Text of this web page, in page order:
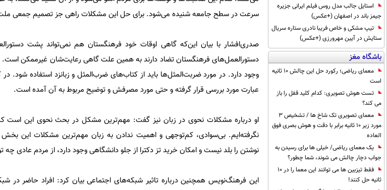
استایل جالب مدل روس فیلم ایرانی جزیره
جیمز باند در اصفهان (+عکس)
تیپ مشکی و خاص فریبا نادری ستاره سریال
ستایش در آیین مهرورزی (+عکس)
باشگاه مغز
معمای ریاضی؛ رکورد حل این چالش 10 ثانیه
است
تست هوش تصویری: کدام کلید قفل را باز
می کند؟
معمای تصویری تک شاخ ها / تشخیص 3
مورد زیر 10 ثانیه برابر با دقت و هوش بصری فوق
العاده
یک معمای ریاضی/ خیلی ها برای رسیدن به
جواب دچار چالش می شوند، شما چطور؟
فقط تیزبین ها می توانند این معما را در 10
ثانیه حل کنند!
سرعت در سطح جامعه شنیده می‌شود. برای حل این مشکلات راهی جز تصمیم جمعی ملت
صدری‌افشار با بیان این‌که گاهی اوقات خود فرهنگستان هم نمی‌تواند پشت
دستور‌العمل‌های فرهنگستان تضاد دارند به همین علت گاهی رعایت‌شان غیرممکن
وجود دارد. در مورد ضربت‌المثل‌ها باید از کتاب‌های ضرب‌المثل و زبانزد استفاده شود.
عبارت مورد بررسی قرار گرفته و حتی مورد مصرفش و توضیح مربوط به آن آمده است.
او درباره‌ مشکلات نحوی در زبان نیز گفت: مهم‌ترین مشکل در بحث نحوی این است
نگرفته‌ایم. بی‌سوادی، کم‌توجهی و اهمیت ندادن به زبان مهم‌ترین مشکلات این
نوشتن را بلد نیست و امکان خرید تز دکترا از جلو دانشگاهی وجود دارد، از مردم عادی
این فرهنگ‌نویس همچنین درباره‌ تاثیر شبکه‌های اجتماعی بیان کرد: افراد حاضر در